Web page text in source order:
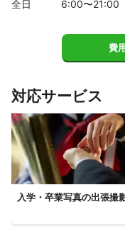
全日 6:00〜21:00
費
対応サービス
入学・卒業写真の出張撮